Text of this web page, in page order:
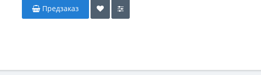
Предзаказ